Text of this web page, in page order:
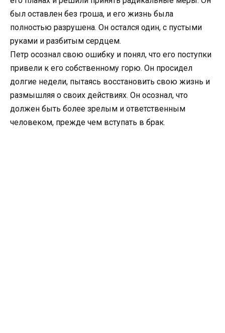
был оставлен без гроша, и его жизнь была
полностью разрушена. Он остался один, с пустыми
руками и разбитым сердцем.
Петр осознал свою ошибку и понял, что его поступки
привели к его собственному горю. Он просидел
долгие недели, пытаясь восстановить свою жизнь и
размышляя о своих действиях. Он осознал, что
должен быть более зрелым и ответственным
человеком, прежде чем вступать в брак.